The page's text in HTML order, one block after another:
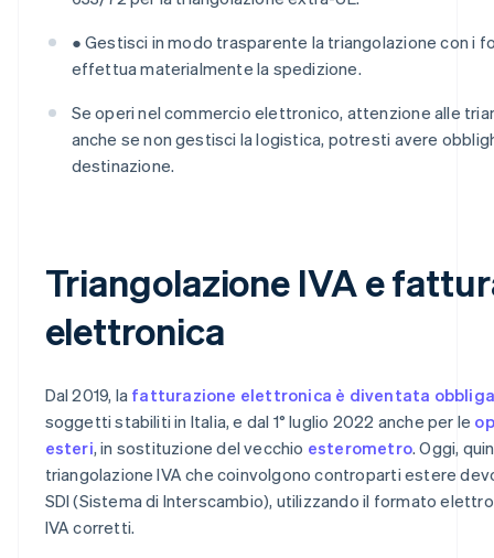
● Gestisci in modo trasparente la triangolazione con i
effettua materialmente la spedizione.
Se operi nel commercio elettronico, attenzione alle
anche se non gestisci la logistica, potresti avere
destinazione.
Triangolazione IVA e
elettronica
Dal 2019, la fatturazione elettronica è diventata
soggetti stabiliti in Italia, e dal 1° luglio 2022 anche per le
esteri, in sostituzione del vecchio esterometro. Oggi,
triangolazione IVA che coinvolgono controparti estere
SDI (Sistema di Interscambio), utilizzando il formato
IVA corretti.